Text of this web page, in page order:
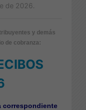
de 2026.
y demás
de cobranza:
correspondiente